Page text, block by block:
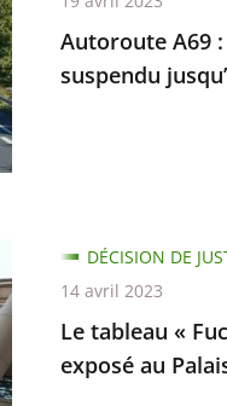
Autoroute A69 :
suspendu
Le tableau «
exposé au
DÉCISION DE
14 avril 2023